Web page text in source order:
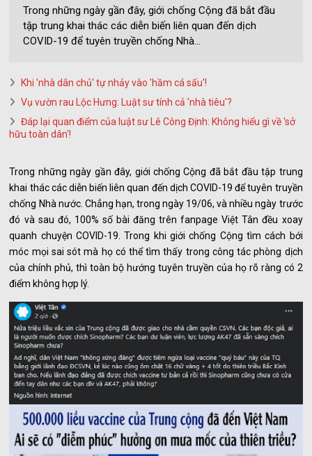
Trong những ngày gần đây, giới chống Cộng đã bắt đầu
tập trung khai thác các diễn biến liên quan đến dịch
COVID-19 để tuyên truyền chống Nhà...
Khi 'nhà dân chủ' tự nhảy vào 'hầm cá sấu'!
Vụ vườn rau Lộc Hưng: Luật sư tính cả 'nhà tiêu'?
Đáp lại quan điểm của luật sư Lê Công Định: Không hiểu gì về 'sở
hữu toàn dân'!
Trong những ngày gần đây, giới chống Cộng đã bắt đầu tập trung
khai thác các diễn biến liên quan đến dịch COVID-19 để tuyên truyền
chống Nhà nước. Chẳng hạn, trong ngày 19/06, và nhiều ngày trước
đó và sau đó, 100% số bài đăng trên fanpage Việt Tân đều xoay
quanh chuyện COVID-19. Trong khi giới chống Cộng tìm cách bới
móc mọi sai sót mà họ có thể tìm thấy trong công tác phòng dịch
của chính phủ, thì toàn bộ hướng tuyên truyền của họ rõ ràng có 2
điểm không hợp lý.